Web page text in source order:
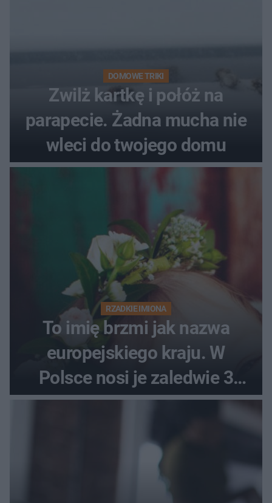
DOMOWE TRIKI
Zwilż kartkę i połóż na
parapecie. Żadna mucha nie
wleci do twojego domu
RZADKIE IMIONA
To imię brzmi jak nazwa
europejskiego kraju. W
Polsce nosi je zaledwie 3
kobiety